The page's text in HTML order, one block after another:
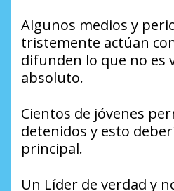
Algunos medios y
tristemente actúan
difunden lo que no es
absoluto.
Cientos de jóvenes
detenidos y esto
principal.
Un Líder de verdad y